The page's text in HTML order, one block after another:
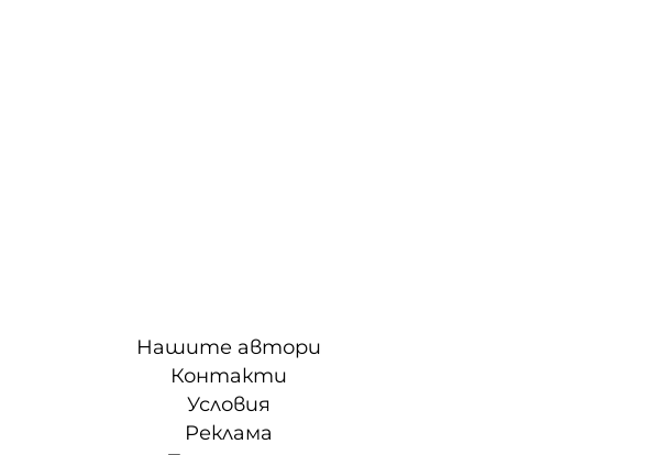
Нашите автори
Контакти
Условия
Реклама